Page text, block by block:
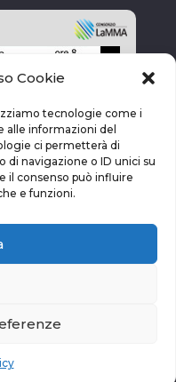
Cookie
tecnologie come i
alle informazioni del
ci permetterà di
di navigazione o ID unici su
il consenso può influire
e funzioni.